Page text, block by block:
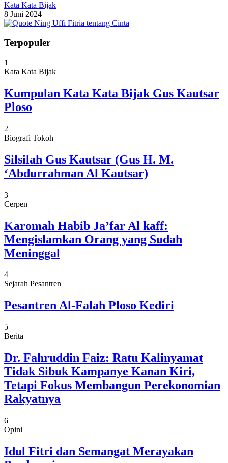
Kata Kata Bijak
8 Juni 2024
Terpopuler
1
Kata Kata Bijak
Kumpulan Kata Kata Bijak Gus Kautsar
Ploso
2
Biografi Tokoh
Silsilah Gus Kautsar (Gus H. M.
‘Abdurrahman Al Kautsar)
3
Cerpen
Karomah Habib Ja’far Al kaff:
Mengislamkan Orang yang Sudah
Meninggal
4
Sejarah Pesantren
Pesantren Al-Falah Ploso Kediri
5
Berita
Dr. Fahruddin Faiz: Ratu Kalinyamat
Tidak Sibuk Kampanye Kanan Kiri,
Tetapi Fokus Membangun Perekonomian
Rakyatnya
6
Opini
Idul Fitri dan Semangat Merayakan